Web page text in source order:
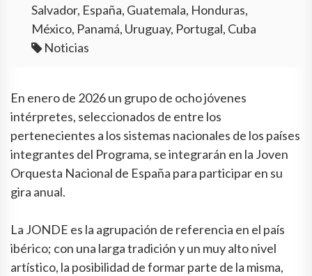
Salvador, España, Guatemala, Honduras,
México, Panamá, Uruguay, Portugal, Cuba
Noticias
En enero de 2026 un grupo de ocho jóvenes
intérpretes, seleccionados de entre los
pertenecientes a los sistemas nacionales de los países
integrantes del Programa, se integrarán en la Joven
Orquesta Nacional de España para participar en su
gira anual.
La JONDE es la agrupación de referencia en el país
ibérico; con una larga tradición y un muy alto nivel
artístico, la posibilidad de formar parte de la misma,